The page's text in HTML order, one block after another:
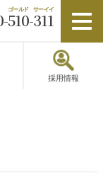
510-311
採用情報